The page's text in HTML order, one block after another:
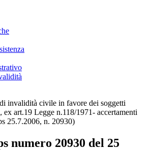
invalidità civile in favore dei soggetti
ex art.19 Legge n.118/1971- accertamenti
25.7.2006, n. 20930)
numero 20930 del 25